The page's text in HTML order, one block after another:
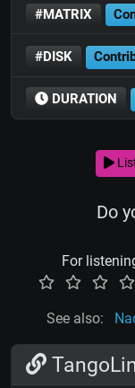
#MATRIX
#DISK
DURATION
Do
For
See also: